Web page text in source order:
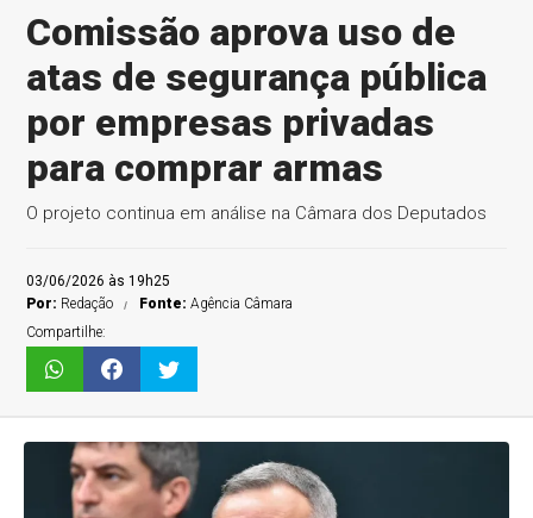
Comissão aprova uso de
atas de segurança pública
por empresas privadas
para comprar armas
O projeto continua em análise na Câmara dos Deputados
03/06/2026 às 19h25
Por: Redação Fonte:Agência Câmara
Compartilhe: